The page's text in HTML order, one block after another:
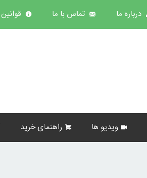
درباره ما تماس با ما
ویدیو ها راهنمای خرید